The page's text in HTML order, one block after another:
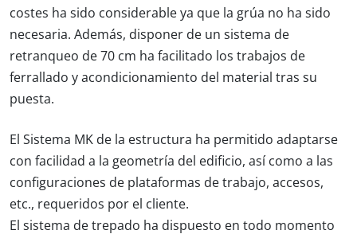
costes ha sido considerable ya que la grúa no ha sido
necesaria. Además, disponer de un sistema de
retranqueo de 70 cm ha facilitado los trabajos de
ferrallado y acondicionamiento del material tras su
puesta.
El Sistema MK de la estructura ha permitido adaptarse
con facilidad a la geometría del edificio, así como a las
configuraciones de plataformas de trabajo, accesos,
etc., requeridos por el cliente.
El sistema de trepado ha dispuesto en todo momento